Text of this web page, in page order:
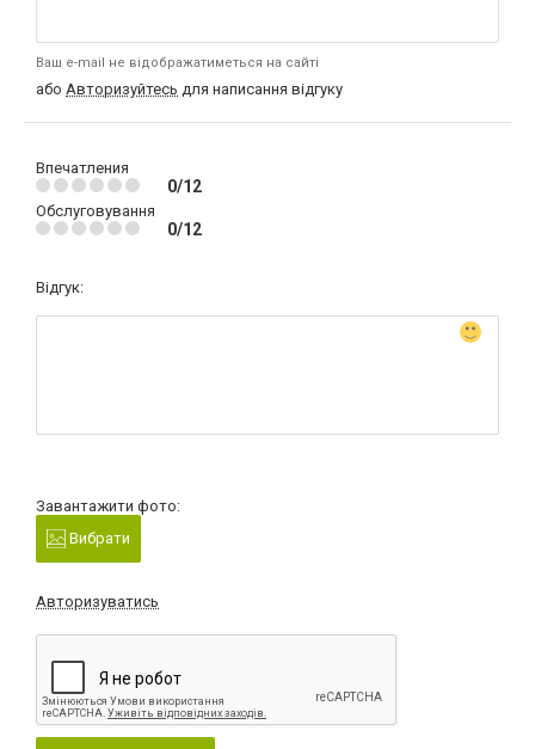
Ваш e-mail не відображатиметься на сайті
або Авторизуйтесь для написання відгуку
Впечатления
0/12
Обслуговування
0/12
Відгук:
Завантажити фото:
Вибрати
Авторизуватись